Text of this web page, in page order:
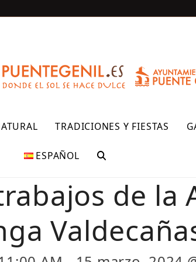
TRADICIONES Y FIESTAS
ESPAÑOL
de la